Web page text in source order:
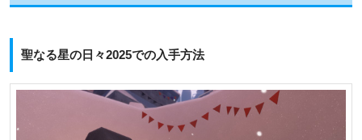
聖なる星の日々2025での入手方法